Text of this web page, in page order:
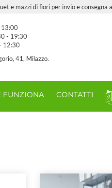
e mazzi di fiori per invio e consegna
- 19:30
12:30
41, Milazzo.
FUNZIONA CONTATTI